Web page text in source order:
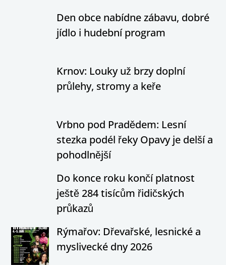
Den obce nabídne zábavu, dobré
jídlo i hudební program
Krnov: Louky už brzy doplní
průlehy, stromy a keře
Vrbno pod Pradědem: Lesní
stezka podél řeky Opavy je delší a
pohodlnější
Do konce roku končí platnost
ještě 284 tisícům řidičských
průkazů
Rýmařov: Dřevařské, lesnické a
myslivecké dny 2026